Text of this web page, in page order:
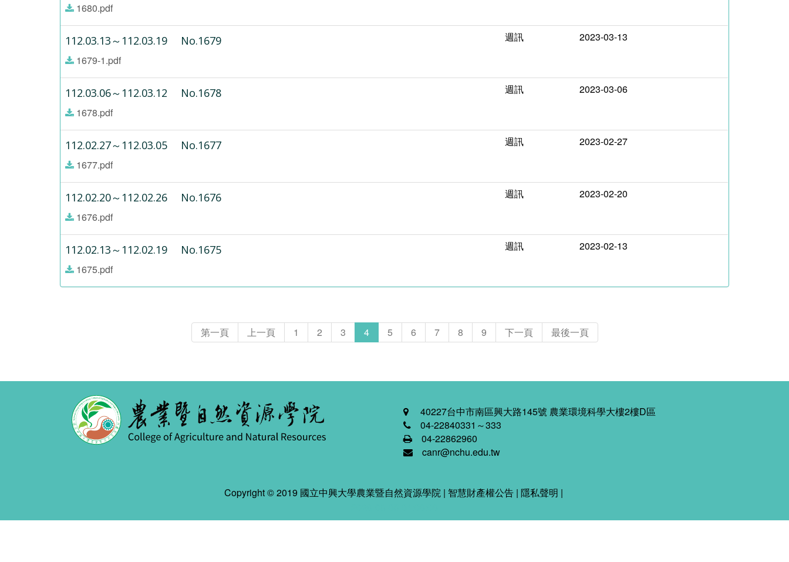
1680.pdf
112.03.13～112.03.19 No.1679
1679-1.pdf
週訊 2023-03-13
112.03.06～112.03.12 No.1678
1678.pdf
週訊 2023-03-06
112.02.27～112.03.05 No.1677
1677.pdf
週訊 2023-02-27
112.02.20～112.02.26 No.1676
1676.pdf
週訊 2023-02-20
112.02.13～112.02.19 No.1675
1675.pdf
週訊 2023-02-13
第一頁 上一頁 1 2 3 4 5 6 7 8 9 下一頁 最後一頁
40227台中市南區興大路145號 農業環境科學大樓2樓D區
04-22840331～333
04-22862960
canr@nchu.edu.tw
Copyright © 2019 國立中興大學農業暨自然資源學院 | 智慧財產權公告| 隱私聲明 |